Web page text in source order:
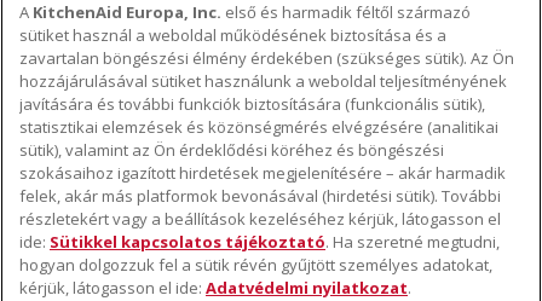
A KITCHENAID MÁRKÁRÓL
A márka lényege
A márka története
ODR
TÁMOGATÁS
Hol lehet megvenni
Garancia és dokumentumok
Ügyfélszolgálat
KÖVESSEN BENNÜNKET
A KitchenAid Europa, Inc. első és harmadik féltől származó
sütiket használ a weboldal működésének biztosítása és a
zavartalan böngészési élmény érdekében (szükséges sütik). Az Ön
hozzájárulásával sütiket használunk a weboldal teljesítményének
javítására és további funkciók biztosítására (funkcionális sütik),
statisztikai elemzések és közönségmérés elvégzésére (analitikai
sütik), valamint az Ön érdeklődési köréhez és böngészési
szokásaihoz igazított hirdetések megjelenítésére – akár harmadik
felek, akár más platformok bevonásával (hirdetési sütik). További
részletekért vagy a beállítások kezeléséhez kérjük, látogasson el
ide: Sütikkel kapcsolatos tájékoztató. Ha szeretné megtudni,
hogyan dolgozzuk fel a sütik révén gyűjtött személyes adatokat,
kérjük, látogasson el ide: Adatvédelmi nyilatkozat.